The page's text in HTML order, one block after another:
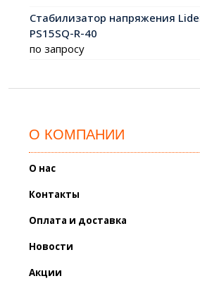
Стабилизатор напряжения
PS15SQ-R-40
по запросу
О КОМПАНИИ
О нас
Контакты
Оплата и доставка
Новости
Акции